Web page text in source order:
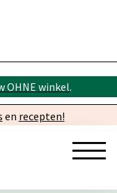
OHNE winkel.
en recepten!